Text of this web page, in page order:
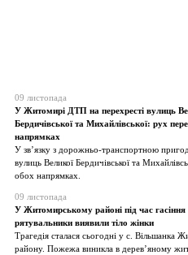
09 листопада
У Житомирі ДТП на перехресті вулиць
Бердичівської та Михайлівської: рух
напрямках
У зв’язку з дорожньо-транспортною
вулиць Великої Бердичівської та
обох напрямках.
09 листопада
У Житомирському районі під час гасіння
рятувальники виявили тіло жінки
Трагедія сталася сьогодні у с. Вільшанка
району. Пожежа виникла в дерев’яному